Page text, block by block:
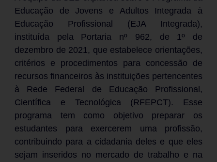
Educação de Jovens e Adultos Integrada à
Educação Profissional (EJA Integrada),
instituída pela Portaria nº 962, de 1º de
dezembro de 2021, que estabelece orientações,
critérios e procedimentos para concessão de
recursos financeiros às instituições pertencentes
à Rede Federal de Educação Profissional,
Científica e Tecnológica (RFEPCT). Esse
programa tem como objetivo preparar os
estudantes para exercerem uma profissão,
contribuindo para a cidadania deles e que eles
sejam inseridos no mercado de trabalho e na